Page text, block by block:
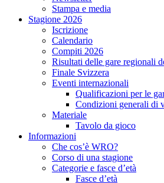
Stampa e media
Stagione 2026
Iscrizione
Calendario
Compiti 2026
Risultati delle gare regionali
Finale Svizzera
Eventi internazionali
Qualificazioni per le
Condizioni generali di
Materiale
Tavolo da gioco
Informazioni
Che cos’è WRO?
Corso di una stagione
Categorie e fasce d’età
Fasce d’età